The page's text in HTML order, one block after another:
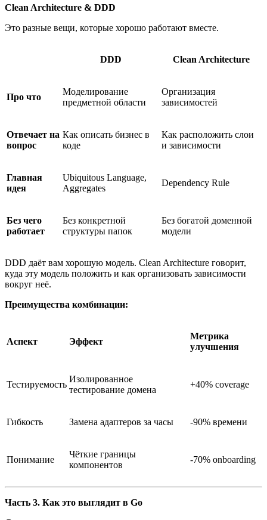
Clean Architecture & DDD
Это разные вещи, которые хорошо работают вместе.
DDD Clean Architecture
Про что
Моделирование
предметной области
Организация
зависимостей
Отвечает на
вопрос
Как описать бизнес в
коде
Как расположить слои
и зависимости
Главная
идея
Ubiquitous Language,
Aggregates
Dependency Rule
Без чего
работает
Без конкретной
структуры папок
Без богатой доменной
модели
DDD даёт вам хорошую модель. Clean Architecture говорит,
куда эту модель положить и как организовать зависимости
вокруг неё.
Преимущества комбинации:
Аспект Эффект
Метрика
улучшения
Тестируемость
Изолированное
тестирование домена
+40% coverage
Гибкость Замена адаптеров за часы -90% времени
Понимание
Чёткие границы
компонентов
-70% onboarding
Часть 3. Как это выглядит в Go